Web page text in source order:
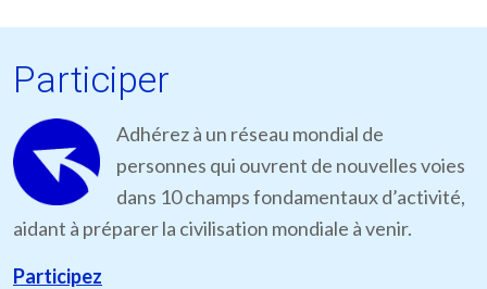
Participer
Adhérez à un réseau mondial de
personnes qui ouvrent de nouvelles voies
dans 10 champs fondamentaux d’activité,
aidant à préparer la civilisation mondiale à venir.
Participez